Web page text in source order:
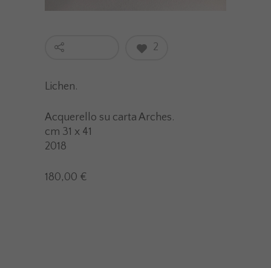
2
Lichen.
Acquerello su carta Arches.
cm 31 x 41
2018
180,00 €